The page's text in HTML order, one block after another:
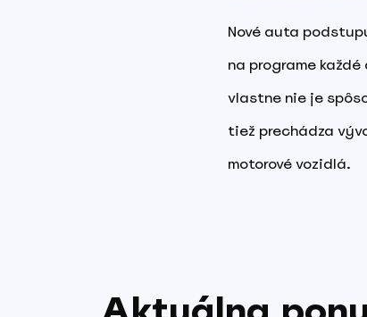
Nové auta
na programe
vlastne nie je
tiež prechádza
motorové vozidlá.